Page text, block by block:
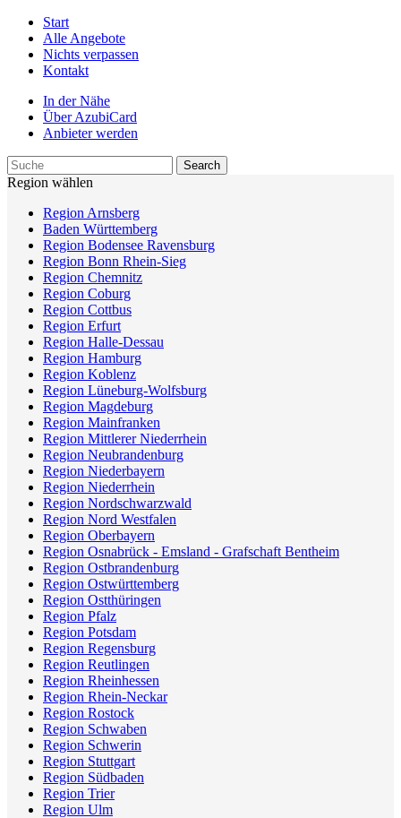
Start
Alle Angebote
Nichts verpassen
Kontakt
In der Nähe
Über AzubiCard
Anbieter werden
Region wählen
Region Arnsberg
Baden Württemberg
Region Bodensee Ravensburg
Region Bonn Rhein-Sieg
Region Chemnitz
Region Coburg
Region Cottbus
Region Erfurt
Region Halle-Dessau
Region Hamburg
Region Koblenz
Region Lüneburg-Wolfsburg
Region Magdeburg
Region Mainfranken
Region Mittlerer Niederrhein
Region Neubrandenburg
Region Niederbayern
Region Niederrhein
Region Nordschwarzwald
Region Nord Westfalen
Region Oberbayern
Region Osnabrück - Emsland - Grafschaft Bentheim
Region Ostbrandenburg
Region Ostwürttemberg
Region Ostthüringen
Region Pfalz
Region Potsdam
Region Regensburg
Region Reutlingen
Region Rheinhessen
Region Rhein-Neckar
Region Rostock
Region Schwaben
Region Schwerin
Region Stuttgart
Region Südbaden
Region Trier
Region Ulm